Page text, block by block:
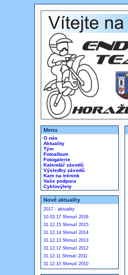
Menu
O nás
Aktuality
Tým
Fotoalbum
Fotogalerie
Kalendář závodů
Výsledky závodů
Kam na trénink
Vaše podpora
Cyklovýlety
Nové aktuality
2017 - aktuality
10.03.17 Shrnutí 2016
31.12.15 Shrnutí 2015
31.12.14 Shrnutí 2014
31.12.13 Shrnutí 2013
31.12.12 Shrnutí 2012
31.12.11 Shrnutí 2011
31.12.10 Shrnutí 2010